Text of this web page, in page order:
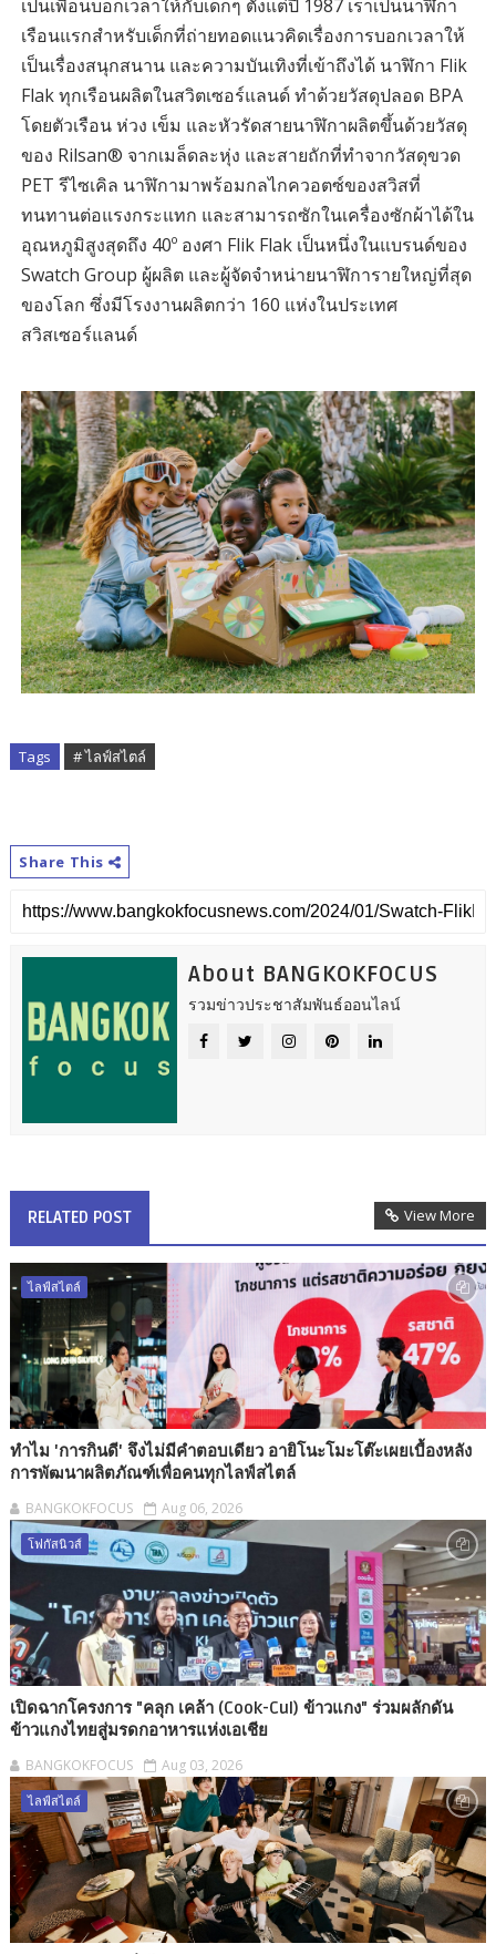
เป็นเพื่อนบอกเวลาให้กับเด็กๆ ตั้งแต่ปี 1987 เราเป็นนาฬิกา
เรือนแรกสำหรับเด็กที่ถ่ายทอดแนวคิดเรื่องการบอกเวลาให้
เป็นเรื่องสนุกสนาน และความบันเทิงที่เข้าถึงได้ นาฬิกา Flik
Flak ทุกเรือนผลิตในสวิตเซอร์แลนด์ ทำด้วยวัสดุปลอด BPA
โดยตัวเรือน ห่วง เข็ม และหัวรัดสายนาฬิกาผลิตขึ้นด้วยวัสดุ
ของ Rilsan® จากเมล็ดละหุ่ง และสายถักที่ทำจากวัสดุขวด
PET รีไซเคิล นาฬิกามาพร้อมกลไกควอตซ์ของสวิสที่
ทนทานต่อแรงกระแทก และสามารถซักในเครื่องซักผ้าได้ใน
อุณหภูมิสูงสุดถึง 40º องศา Flik Flak เป็นหนึ่งในแบรนด์ของ
Swatch Group ผู้ผลิต และผู้จัดจำหน่ายนาฬิการายใหญ่ที่สุด
ของโลก ซึ่งมีโรงงานผลิตกว่า 160 แห่งในประเทศ
สวิสเซอร์แลนด์
Tags # ไลฟ์สไตล์
Share This
About BANGKOKFOCUS
รวมข่าวประชาสัมพันธ์ออนไลน์
RELATED POST View More
ไลฟ์สไตล์
ทำไม 'การกินดี' จึงไม่มีคำตอบเดียว อายิโนะโมะโต๊ะเผยเบื้องหลัง
การพัฒนาผลิตภัณฑ์เพื่อคนทุกไลฟ์สไตล์
BANGKOKFOCUS Aug 06, 2026
โฟกัสนิวส์
เปิดฉากโครงการ "คลุก เคล้า (Cook-Cul) ข้าวแกง" ร่วมผลักดัน
ข้าวแกงไทยสู่มรดกอาหารแห่งเอเชีย
BANGKOKFOCUS Aug 03, 2026
ไลฟ์สไตล์